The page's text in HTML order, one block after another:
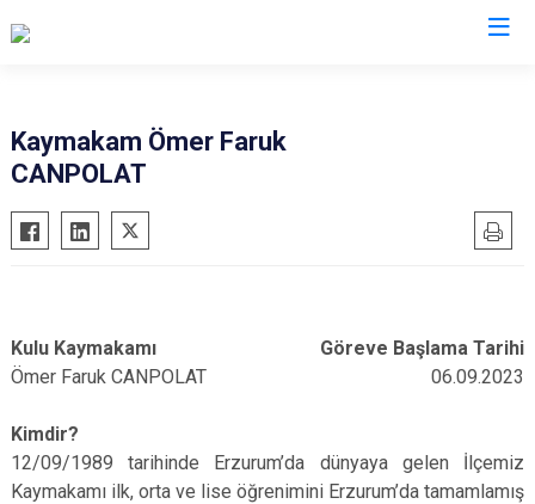
Kaymakam Ömer Faruk
CANPOLAT
Kulu Kaymakamı
Göreve Başlama Tarihi
Ömer Faruk CANPOLAT
06.09.2023
Kimdir?
12/09/1989 tarihinde Erzurum’da dünyaya gelen İlçemiz
Kaymakamı ilk, orta ve lise öğrenimini Erzurum’da tamamlamış